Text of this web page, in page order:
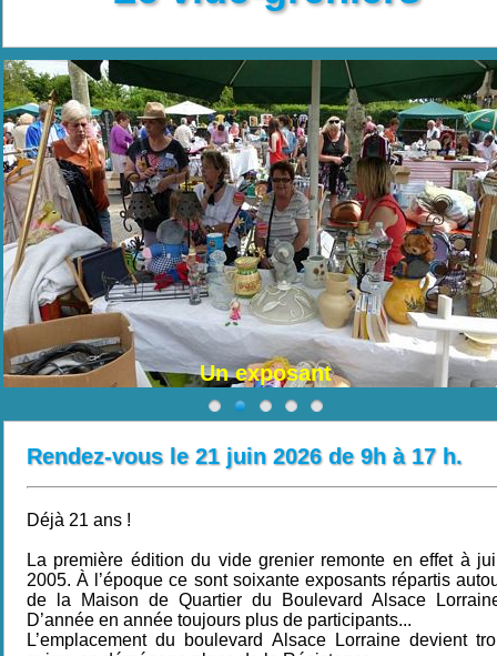
Un exposant
Rendez-vous le 21 juin 2026 de 9h à 17 h.
Déjà 21 ans !
La première édition du vide grenier remonte en effet à
2005. À l’époque ce sont soixante exposants répartis
de la Maison de Quartier du Boulevard Alsace
D’année en année toujours plus de participants...
L’emplacement du boulevard Alsace Lorraine devient